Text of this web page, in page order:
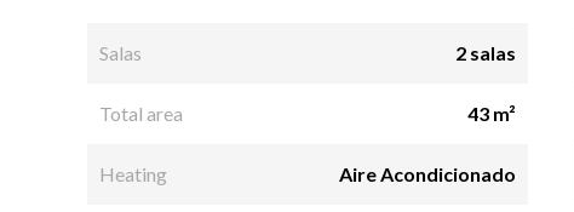
Salas 2 salas
Total area 43 m²
Heating Aire Acondicionado